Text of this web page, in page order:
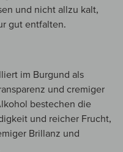
und nicht allzu kalt,
gut entfalten.
im Burgund als
und cremiger
bestechen die
und reicher Frucht,
Brillanz und